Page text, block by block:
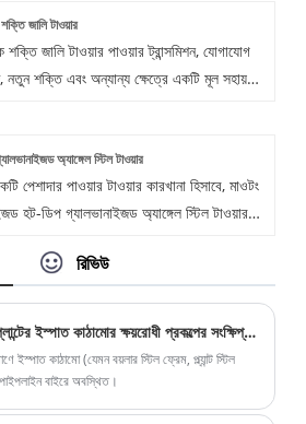
সৈন্য, বিমান, রাসায়নিক শিল্প,...
লাইনের জন্য ব্যবহৃত হয়, স্থিতিশীল বর্তমান
করতে দীর্ঘ অঞ্চল জুড়ে।
জালি টাওয়ার
শক্তি জালি টাওয়ার পাওয়ার ট্রান্সমিশন, যোগাযোগ
নতুন শক্তি এবং অন্যান্য ক্ষেত্রে একটি মূল সহায়ক
হিসেবে গ্রাহকদের সর্বোত্তম দামে বৈদ্যুতিক
টাওয়ারের অফার করবে।
অ্যাঙ্গেল স্টিল টাওয়ার
পেশাদার পাওয়ার টাওয়ার কারখানা হিসাবে, মাওটং
হট-ডিপ গ্যালভানাইজড অ্যাঙ্গেল স্টিল টাওয়ার
প্রধানত ন্যূনতম ওয়েল্ডিং কাজের সাথে বল্ট দ্বারা
গুণমান সহ, শক্তি এবং যোগাযোগ ক্ষেত্রের
রিভিউ
উপকূলীয় এলাকায় পাওয়ার প্লান্টের ইস্পাত কাঠামোর ক্ষয়রোধী প্রকল্পের সংক্ষিপ্ত বিশ্লেষণ
ইস্পাত কাঠামো (যেমন বয়লার স্টিল ফ্রেম, প্ল্যান্ট স্টিল
বাইরে অবস্থিত।